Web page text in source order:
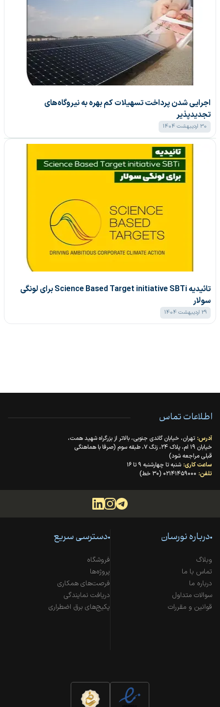
اجرایی شدن پرداخت تسهیلات کم بهره به نیروگاه‌های
تجدیدپذیر
30 اردیبهشت 1404
تائیدیه Science Based Target initiative SBTi برای لونگی
سولار
29 اردیبهشت 1404
اطلاعات تماس
آدرس: تهران، خیابان گاندی جنوبی، بالاتر از بزرگراه شهید همت،
خیابان ۱۹ ام، پلاک ۲۴، زنگ ۷، طبقه سوم (صرفا با هماهنگی
قبلی مراجعه شود)
ساعت کاری: شنبه تا چهارشنبه ۹ تا ۱۶
تلفن: ۰۲۱۴۱۴۵۹۰۰۰ (۳۰ خط)
درباره نورسان
وبلاگ
تماس با ما
درباره ما
سوالات متداول
قوانین و مقررات
دسترسی سریع
فروشگاه
پروژه‌ها
فرصت‌های همکاری
دریافت نمایندگی
پکیج‌های برق اضطراری